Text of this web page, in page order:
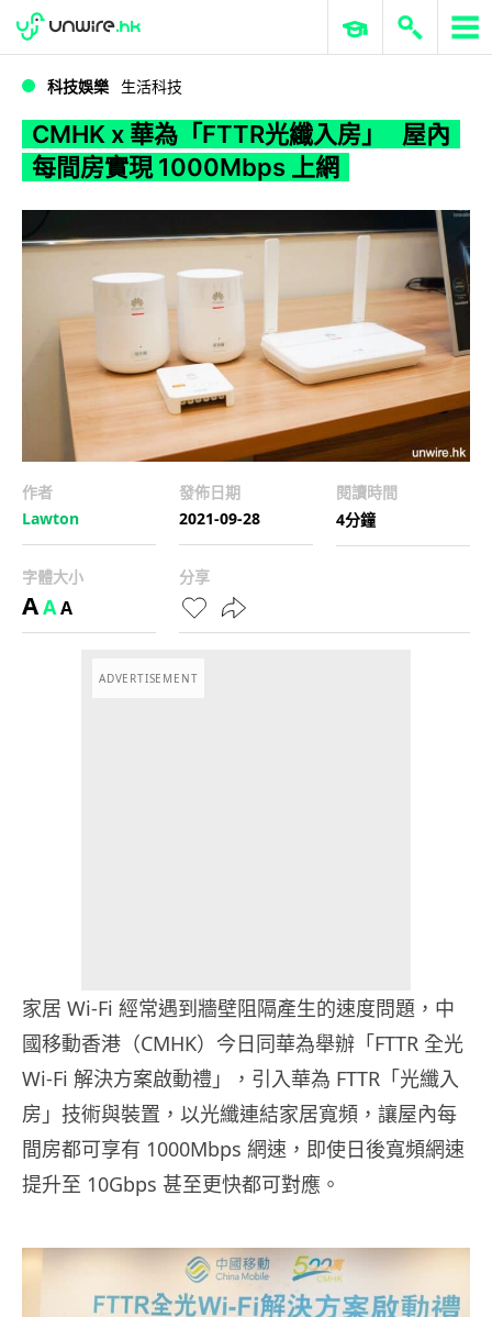
WWDC 2026 ERP 與商業 AI
科技娛樂 生活科技
CMHK x 華為「FTTR光纖入房」 屋內
每間房實現 1000Mbps 上網
作者
Lawton
發佈日期
2021-09-28
閱讀時間
4分鐘
字體大小
AAA
分享
ADVERTISEMENT
家居 Wi-Fi 經常遇到牆壁阻隔產生的速度問題，中
國移動香港（CMHK）今日同華為舉辦「FTTR 全光
Wi-Fi 解決方案啟動禮」，引入華為 FTTR「光纖入
房」技術與裝置，以光纖連結家居寬頻，讓屋內每
間房都可享有 1000Mbps 網速，即使日後寬頻網速
提升至 10Gbps 甚至更快都可對應。